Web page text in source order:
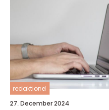
redaktionel
27. December 2024